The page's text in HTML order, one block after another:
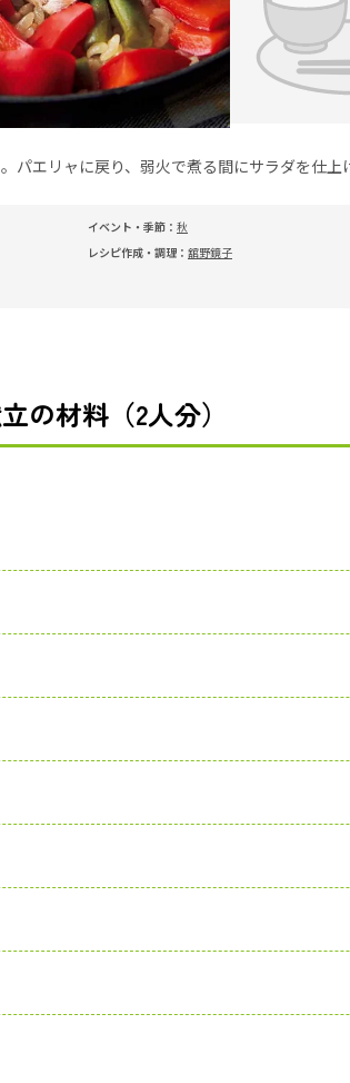
パエリャに戻り、弱火で煮る間にサラダを仕上
イベント・季節： 秋
レシピ作成・調理： 舘野鏡子
の材料（2人分）